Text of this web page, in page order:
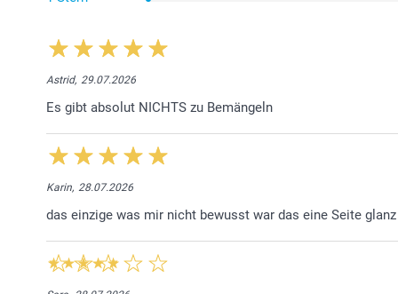
Astrid, 29.07.2026
Es gibt absolut NICHTS zu Bemängeln
Karin, 28.07.2026
das einzige was mir nicht bewusst war das eine Seite